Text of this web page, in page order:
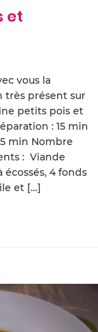
et
vous la
très présent sur
petits pois et
: 15 min
min Nombre
: Viande
écossés, 4 fonds
et […]